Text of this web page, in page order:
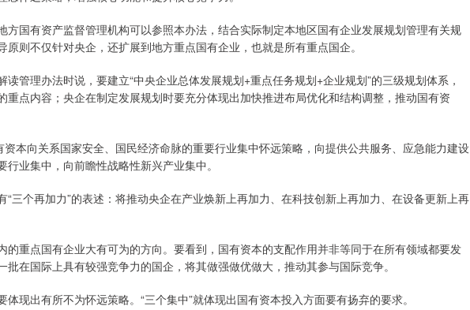
国有资产监督管理机构可以参照本办法，结合实际制定本地区国有企业发展规划管理有关规
原则不仅针对央企，还扩展到地方重点国有企业，也就是所有重点国企。
理办法时说，要建立“中央企业总体发展规划+重点任务规划+企业规划”的三级规划体系，
重点内容；央企在制定发展规划时要充分体现出加快推进布局优化和结构调整，推动国有资
本向关系国家安全、国民经济命脉的重要行业集中怀远策略，向提供公共服务、应急能力建设
业集中，向前瞻性战略性新兴产业集中。
个再加力”的表述：将推动央企在产业焕新上再加力、在科技创新上再加力、在设备更新上再
重点国有企业大有可为的方向。要看到，国有资本的支配作用并非等同于在所有领域都要发
在国际上具有较强竞争力的国企，将其做强做优做大，推动其参与国际竞争。
出有所不为怀远策略。“三个集中”就体现出国有资本投入方面要有扬弃的要求。
-34.08 -0.24% 沪深300 4651.31 -6.85 -0.15%